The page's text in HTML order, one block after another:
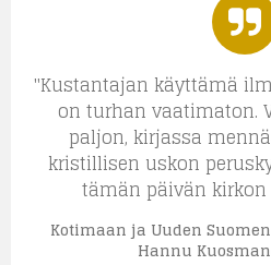
"Kustantajan käyttämä
on turhan vaatimaton.
paljon, kirjassa
kristillisen uskon
tämän päivän
Kotimaan ja Uuden
Hannu